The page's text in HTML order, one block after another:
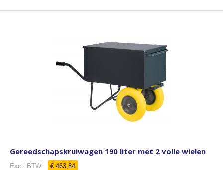
Gereedschapskruiwagen 190 liter met 2 volle wielen
€ 463,84